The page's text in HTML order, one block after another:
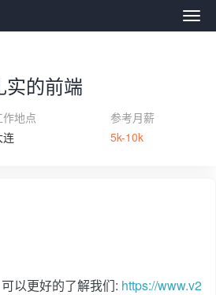
远
实的前端
作地点
连
参考月薪
5k-10k
以更好的了解我们: https://www.v2